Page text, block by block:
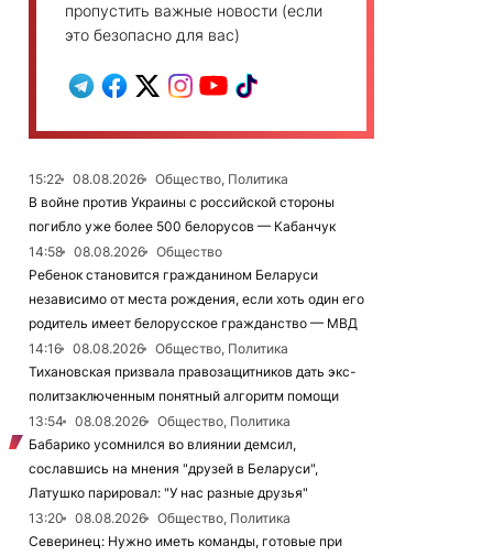
пропустить важные новости (если
это безопасно для вас)
15:22 08.08.2026
Общество, Политика
В войне против Украины с российской стороны
погибло уже более 500 белорусов — Кабанчук
14:58
08.08.2026
Общество
Ребенок становится гражданином Беларуси
независимо от места рождения, если хоть один его
родитель имеет белорусское гражданство — МВД
14:16
08.08.2026
Общество, Политика
Тихановская призвала правозащитников дать экс-
политзаключенным понятный алгоритм помощи
13:54
08.08.2026
Общество, Политика
Бабарико усомнился во влиянии демсил,
сославшись на мнения "друзей в Беларуси",
Латушко парировал: "У нас разные друзья"
13:20
08.08.2026
Общество, Политика
Северинец: Нужно иметь команды, готовые при